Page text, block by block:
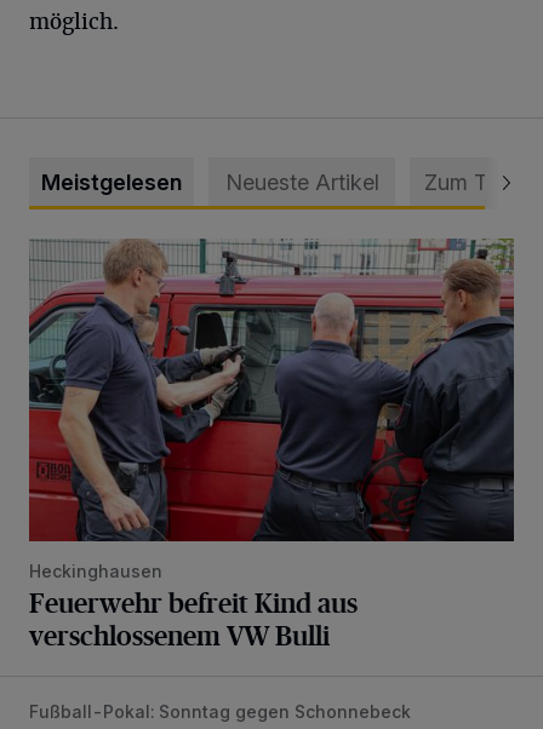
möglich.
Meistgelesen Neueste Artikel Zum Thema
Feuerwehr befreit Kind aus verschlossenem VW Bulli
Heckinghausen
Feuerwehr befreit Kind aus
verschlossenem VW Bulli
WSV: Comeback, Favoritenfrage und Fitnesszustand
Fußball-Pokal: Sonntag gegen Schonnebeck